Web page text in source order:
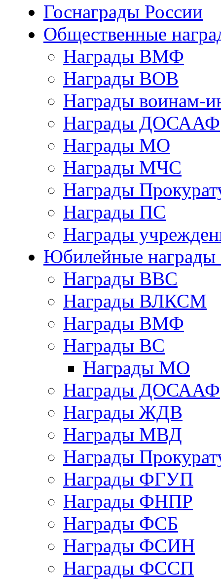
Госнаграды России
Общественные
Награды ВМФ
Награды ВОВ
Награды воинам-
Награды ДОСААФ
Награды МО
Награды МЧС
Награды
Награды ПС
Награды
Юбилейные награды
Награды ВВС
Награды ВЛКСМ
Награды ВМФ
Награды ВС
Награды МО
Награды ДОСААФ
Награды ЖДВ
Награды МВД
Награды
Награды ФГУП
Награды ФНПР
Награды ФСБ
Награды ФСИН
Награды ФССП